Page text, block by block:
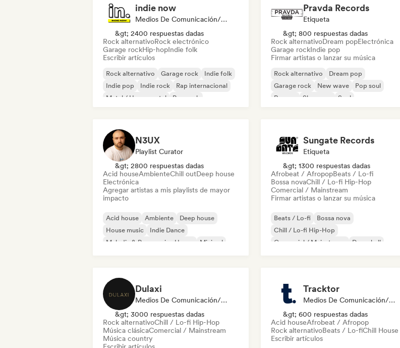
indie now
Medios De Comunicación/Periodista
&gt; 2400 respuestas dadas
Rock alternativoRock electrónico
Garage rockHip-hopIndie folk
Escribir artículos
Rock alternativo Garage rock
Indie folk
Indie pop
Indie rock
Rap internacional
Metal / Heavy metal
Pop rock
Pravda Records
Etiqueta
&gt; 800 respuestas dadas
Rock alternativoDream popElectrónica
Garage rockIndie pop
Firmar artistas o lanzar su música
Rock alternativo
Dream pop
Garage rock
New wave
Pop soul
Reggae
Shoegaze Soul
N3UX
Playlist Curator
&gt; 2800 respuestas dadas
Acid houseAmbienteChill outDeep house
Electrónica
Agregar artistas a mis playlists de mayor
impacto
Acid house Ambiente
Deep house
House music
Indie Dance
Melodic & Progressive House
Minimal
Sungate Records
Etiqueta
&gt; 1300 respuestas dadas
Afrobeat / AfropopBeats / Lo-fi
Bossa novaChill / Lo-fi Hip-Hop
Comercial / Mainstream
Firmar artistas o lanzar su música
Beats / Lo-fi
Bossa nova
Chill / Lo-fi Hip-Hop
Comercial / Mainstream
Dancehall
Dulaxi
Medios De Comunicación/Periodista
&gt; 3000 respuestas dadas
Rock alternativoChill / Lo-fi Hip-Hop
Música clásicaComercial / Mainstream
Música country
Tracktor
Medios De Comunicación/Periodista
&gt; 600 respuestas dadas
Acid houseAfrobeat / Afropop
Rock alternativoBeats / Lo-fiChill House
Escribir artículos